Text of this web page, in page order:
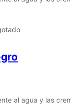
al agua y las